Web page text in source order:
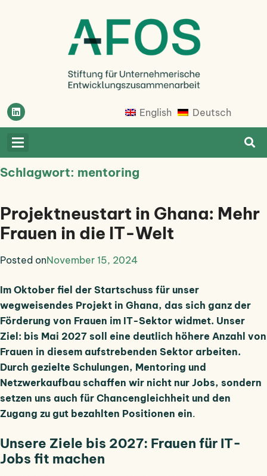
Afosfoundation
Afosfoundation English Deutsch
Schlagwort: mentoring
Projektneustart in Ghana: Mehr
Frauen in die IT-Welt
Posted onNovember 15, 2024
Im Oktober fiel der Startschuss für unser
wegweisendes Projekt in Ghana, das sich ganz der
Förderung von Frauen im IT-Sektor widmet. Unser
Ziel: bis Mai 2027 soll eine deutlich höhere Anzahl von
Frauen in diesem aufstrebenden Sektor arbeiten.
Durch gezielte Schulungen, Mentoring und
Netzwerkaufbau schaffen wir nicht nur Jobs, sondern
setzen uns auch für Chancengleichheit und den
Zugang zu gut bezahlten Positionen ein.
Unsere Ziele bis 2027: Frauen für IT-
Jobs fit machen